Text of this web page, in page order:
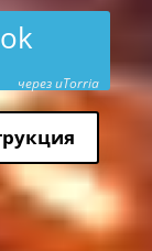
через uTorria